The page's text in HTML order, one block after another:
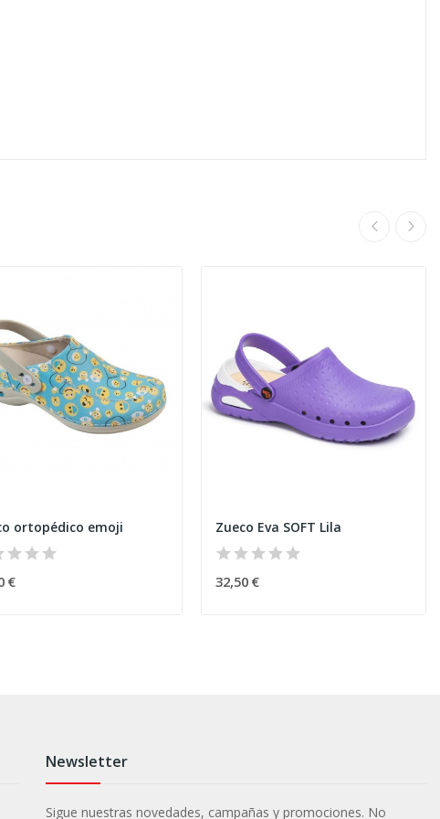
ortopédico emoji
€
Zueco Eva SOFT Lila
32,50 €
Newsletter
Sigue nuestras novedades, campañas y promociones. No